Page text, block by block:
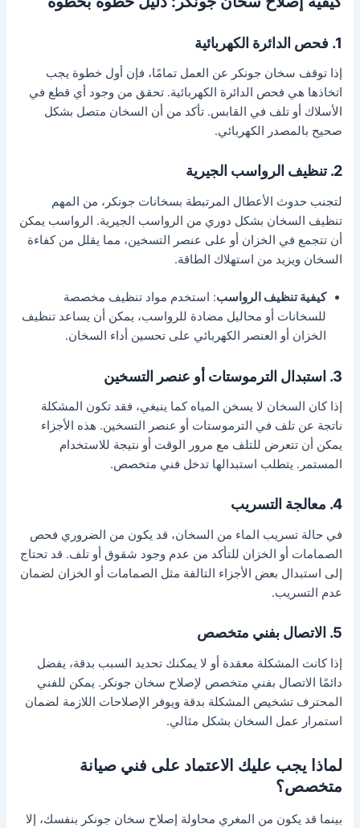
1. فحص الدائرة الكهربائية
إذا توقف سخان جونكر عن العمل تمامًا، فإن أول خطوة يجب
اتخاذها هي فحص الدائرة الكهربائية. تحقق من وجود أي قطع في
الأسلاك أو تلف في القابس. تأكد من أن السخان متصل بشكل
صحيح بالمصدر الكهربائي.
2. تنظيف الرواسب الجيرية
لتجنب حدوث الأعطال المرتبطة بسخانات جونكر، من المهم
تنظيف السخان بشكل دوري من الرواسب الجيرية. الرواسب يمكن
أن تتجمع في الخزان أو على عنصر التسخين، مما يقلل من كفاءة
السخان ويزيد من استهلاك الطاقة.
كيفية تنظيف الرواسب: استخدم مواد تنظيف مخصصة
للسخانات أو محاليل مضادة للرواسب، يمكن أن يساعد تنظيف
الخزان أو العنصر الكهربائي على تحسين أداء السخان.
3. استبدال الترموستات أو عنصر التسخين
إذا كان السخان لا يسخن المياه كما ينبغي، فقد تكون المشكلة
ناتجة عن تلف في الترموستات أو عنصر التسخين. هذه الأجزاء
يمكن أن تتعرض للتلف مع مرور الوقت أو نتيجة للاستخدام
المستمر. يتطلب استبدالها تدخل فني متخصص.
4. معالجة التسريب
في حالة تسريب الماء من السخان، قد يكون من الضروري فحص
الصمامات أو الخزان للتأكد من عدم وجود شقوق أو تلف. قد تحتاج
إلى استبدال بعض الأجزاء التالفة مثل الصمامات أو الخزان لضمان
عدم التسريب.
5. الاتصال بفني متخصص
إذا كانت المشكلة معقدة أو لا يمكنك تحديد السبب بدقة، يفضل
دائمًا الاتصال بفني متخصص لإصلاح سخان جونكر. يمكن للفني
المحترف تشخيص المشكلة بدقة ويوفر الإصلاحات اللازمة لضمان
استمرار عمل السخان بشكل مثالي.
لماذا يجب عليك الاعتماد على فني صيانة
متخصص؟
بينما قد يكون من المغري محاولة إصلاح سخان جونكر بنفسك، إلا